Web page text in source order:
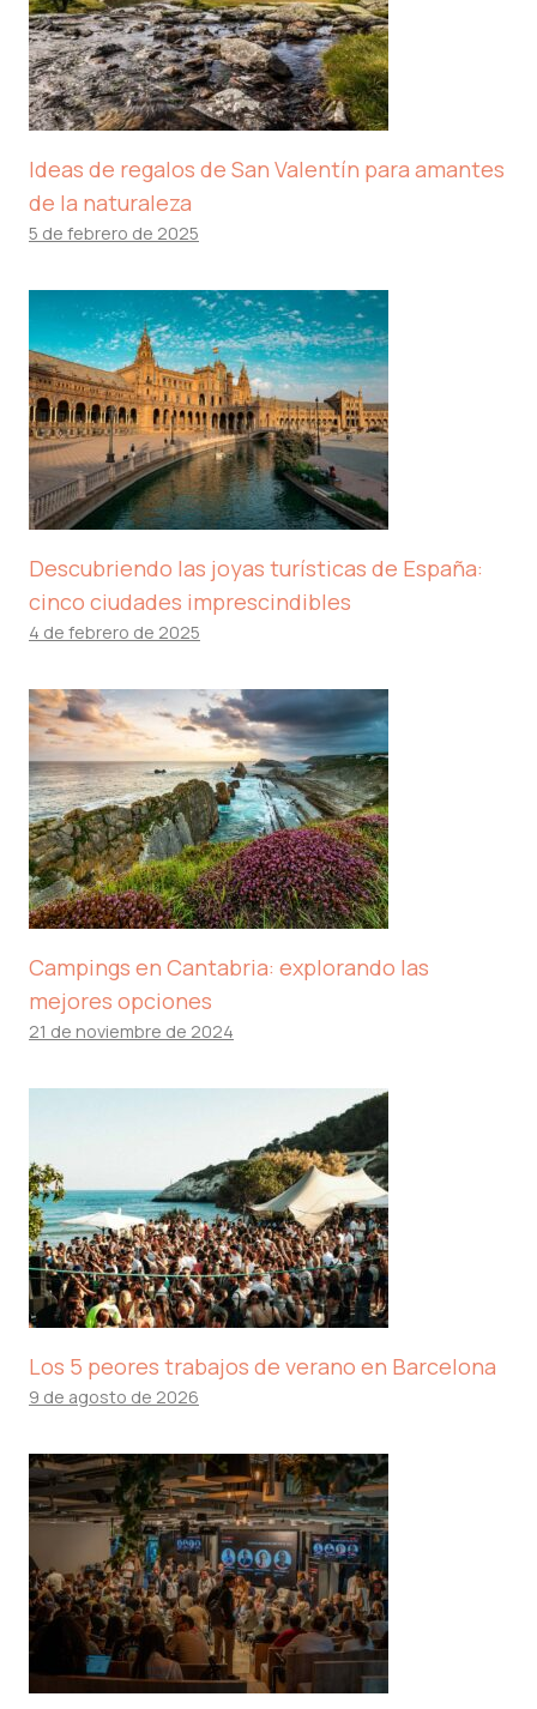
Ideas de regalos de San Valentín para amantes
de la naturaleza
5 de febrero de 2025
Descubriendo las joyas turísticas de España:
cinco ciudades imprescindibles
4 de febrero de 2025
Campings en Cantabria: explorando las
mejores opciones
21 de noviembre de 2024
Los 5 peores trabajos de verano en Barcelona
9 de agosto de 2026